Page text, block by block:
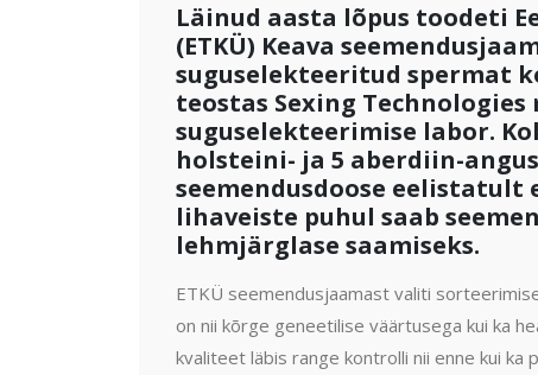
Läinud aasta lõpus toodeti
(ETKÜ) Keava
suguselekteeritud spermat
teostas Sexing
suguselekteerimise labor.
holsteini- ja 5 aberdiin-
seemendusdoose eelistatult
lihaveiste puhul saab
lehmjärglase saamiseks.
ETKÜ seemendusjaamast valiti
on nii kõrge geneetilise väärtusega kui ka
kvaliteet läbis range kontrolli nii enne kui